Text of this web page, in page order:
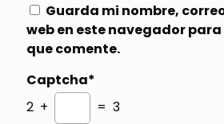
Guarda mi nombre,
web en este navegador
que comente.
Captcha*
2 +
= 3